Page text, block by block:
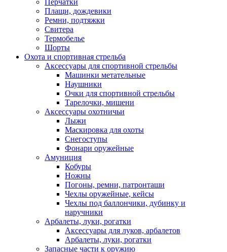
Перчатки
Плащи, дождевики
Ремни, подтяжки
Свитера
Термобелье
Шорты
Охота и спортивная стрельба
Аксессуары для спортивной стрельбы
Машинки метательные
Наушники
Очки для спортивной стрельбы
Тарелочки, мишени
Аксессуары охотничьи
Лыжи
Маскировка для охоты
Снегоступы
Фонари оружейные
Амуниция
Кобуры
Ножны
Погоны, ремни, патронташи
Чехлы оружейные, кейсы
Чехлы под баллончики, дубинку и
наручники
Арбалеты, луки, рогатки
Аксессуары для луков, арбалетов
Арбалеты, луки, рогатки
Запасные части к оружию